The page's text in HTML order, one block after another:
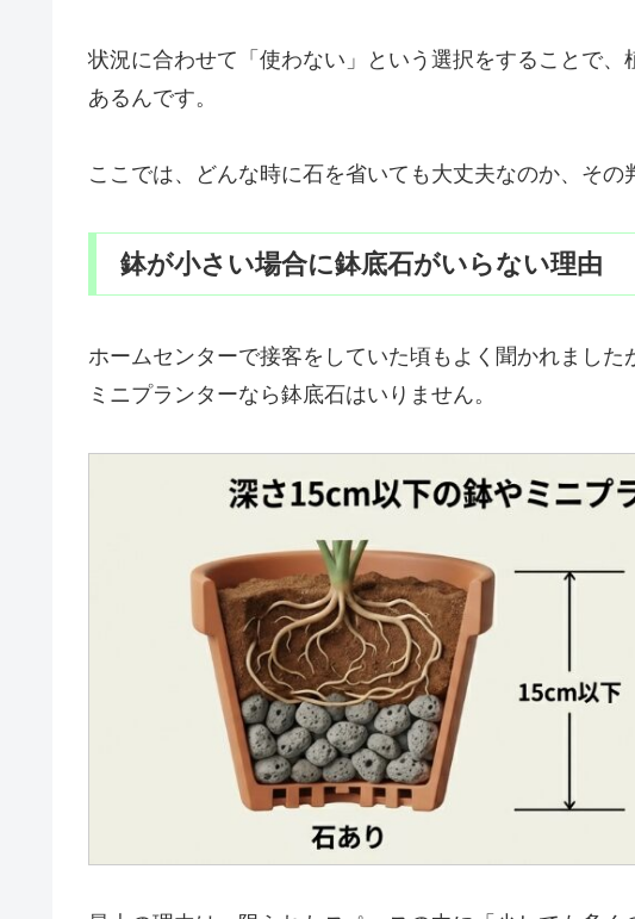
状況に合わせて「使わない」という選択をすることで
あるんです。
ここでは、どんな時に石を省いても大丈夫なのか、その
鉢が小さい場合に鉢底石がいらない理由
ホームセンターで接客をしていた頃もよく聞かれまし
ミニプランターなら鉢底石はいりません。